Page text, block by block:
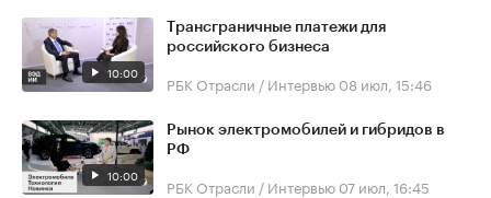
10:00
Трансграничные платежи для
российского бизнеса
РБК Отрасли / Интервью 08 июл, 15:46
10:00
Рынок электромобилей и гибридов в
РФ
РБК Отрасли / Интервью 07 июл, 16:45